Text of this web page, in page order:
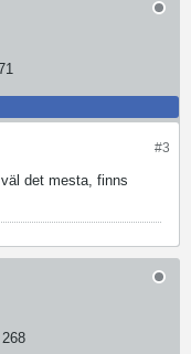
#3
det mesta, finns
268